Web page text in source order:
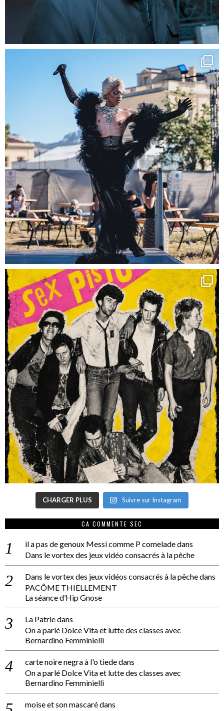
CHARGER PLUS Suivre sur Instagram
CA COMMENTE SEC
il a pas de genoux Messi comme P comeladedans
Dans le vortex des jeux vidéo consacrés à la pêche
Dans le vortex des jeux vidéos consacrés à la pêchedans
PACÔME THIELLEMENT
La séance d’Hip Gnose
La Patriedans
On a parlé Dolce Vita et lutte des classes avec
Bernardino Femminielli
carte noire negra à l'o tiededans
On a parlé Dolce Vita et lutte des classes avec
Bernardino Femminielli
moise et son mascarédans